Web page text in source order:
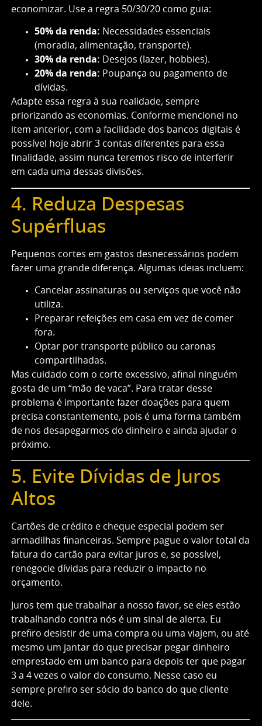
economizar. Use a regra 50/30/20 como guia:
50% da renda: Necessidades essenciais
(moradia, alimentação, transporte).
30% da renda: Desejos (lazer, hobbies).
20% da renda: Poupança ou pagamento de
dívidas.
Adapte essa regra à sua realidade, sempre
priorizando as economias. Conforme mencionei no
item anterior, com a facilidade dos bancos digitais é
possível hoje abrir 3 contas diferentes para essa
finalidade, assim nunca teremos risco de interferir
em cada uma dessas divisões.
4. Reduza Despesas
Supérfluas
Pequenos cortes em gastos desnecessários podem
fazer uma grande diferença. Algumas ideias incluem:
Cancelar assinaturas ou serviços que você não
utiliza.
Preparar refeições em casa em vez de comer
fora.
Optar por transporte público ou caronas
compartilhadas.
Mas cuidado com o corte excessivo, afinal ninguém
gosta de um “mão de vaca”. Para tratar desse
problema é importante fazer doações para quem
precisa constantemente, pois é uma forma também
de nos desapegarmos do dinheiro e ainda ajudar o
próximo.
5. Evite Dívidas de Juros
Altos
Cartões de crédito e cheque especial podem ser
armadilhas financeiras. Sempre pague o valor total da
fatura do cartão para evitar juros e, se possível,
renegocie dívidas para reduzir o impacto no
orçamento.
Juros tem que trabalhar a nosso favor, se eles estão
trabalhando contra nós é um sinal de alerta. Eu
prefiro desistir de uma compra ou uma viajem, ou até
mesmo um jantar do que precisar pegar dinheiro
emprestado em um banco para depois ter que pagar
3 a 4 vezes o valor do consumo. Nesse caso eu
sempre prefiro ser sócio do banco do que cliente
dele.